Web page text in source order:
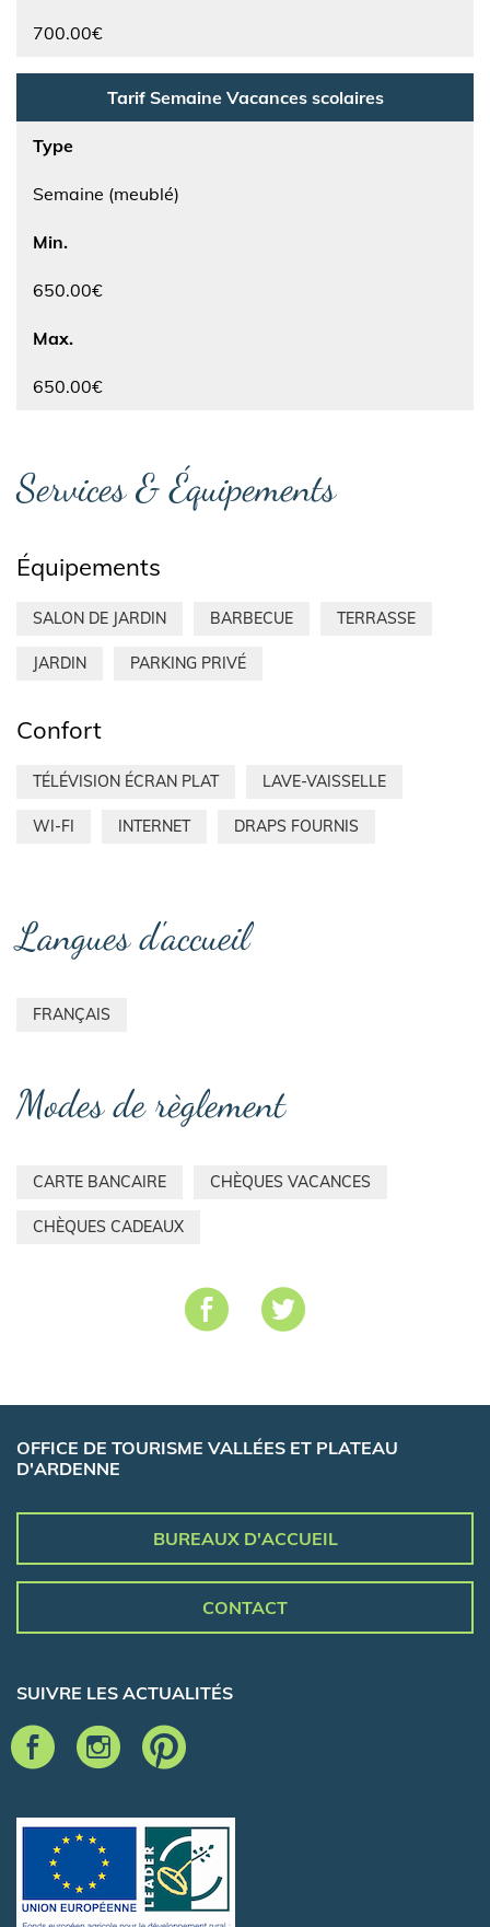
700.00€
Tarif Semaine Vacances scolaires
Type
Semaine (meublé)
Min.
650.00€
Max.
650.00€
Services & Équipements
Équipements
SALON DE JARDIN BARBECUE TERRASSE
JARDIN PARKING PRIVÉ
Confort
TÉLÉVISION ÉCRAN PLAT LAVE-VAISSELLE
WI-FI INTERNET DRAPS FOURNIS
Langues d'accueil
FRANÇAIS
Modes de règlement
CARTE BANCAIRE CHÈQUES VACANCES
CHÈQUES CADEAUX
OFFICE DE TOURISME VALLÉES ET PLATEAU
D'ARDENNE
BUREAUX D'ACCUEIL
CONTACT
SUIVRE LES ACTUALITÉS